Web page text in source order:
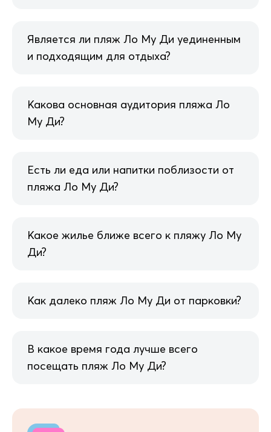
Является ли пляж Ло Му Ди уединенным
и подходящим для отдыха?
Какова основная аудитория пляжа Ло
Му Ди?
Есть ли еда или напитки поблизости от
пляжа Ло Му Ди?
Какое жилье ближе всего к пляжу Ло Му
Ди?
Как далеко пляж Ло Му Ди от парковки?
В какое время года лучше всего
посещать пляж Ло Му Ди?